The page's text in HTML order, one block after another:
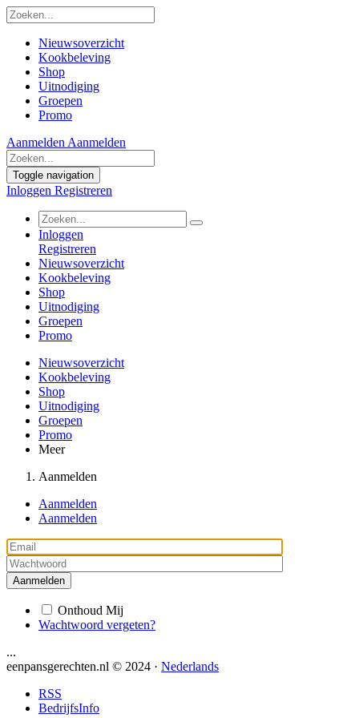
Nieuwsoverzicht
Kookbeleving
Shop
Uitnodiging
Groepen
Promo
Aanmelden Aanmelden
Toggle navigation
Inloggen Registreren
Inloggen
Registreren
Nieuwsoverzicht
Kookbeleving
Shop
Uitnodiging
Groepen
Promo
Nieuwsoverzicht
Kookbeleving
Shop
Uitnodiging
Groepen
Promo
Meer
Aanmelden
Aanmelden
Aanmelden
Aanmelden
Onthoud Mij
Wachtwoord vergeten?
...
eenpansgerechten.nl © 2024 · Nederlands
RSS
BedrijfsInfo